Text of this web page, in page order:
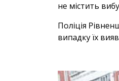
не містить
Поліція
випадку їх